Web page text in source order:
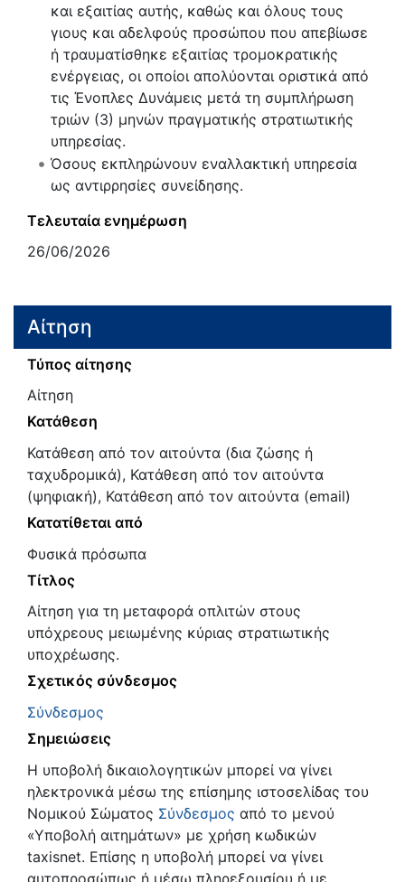
και εξαιτίας αυτής, καθώς και όλους τους
γιους και αδελφούς προσώπου που απεβίωσε
ή τραυματίσθηκε εξαιτίας τρομοκρατικής
ενέργειας, οι οποίοι απολύονται οριστικά από
τις Ένοπλες Δυνάμεις μετά τη συμπλήρωση
τριών (3) μηνών πραγματικής στρατιωτικής
υπηρεσίας.
Όσους εκπληρώνουν εναλλακτική υπηρεσία
ως αντιρρησίες συνείδησης.
Τελευταία ενημέρωση
26/06/2026
Αίτηση
Τύπος αίτησης
Αίτηση
Κατάθεση
Κατάθεση από τον αιτούντα (δια ζώσης ή
ταχυδρομικά), Κατάθεση από τον αιτούντα
(ψηφιακή), Κατάθεση από τον αιτούντα (email)
Κατατίθεται από
Φυσικά πρόσωπα
Τίτλος
Αίτηση για τη μεταφορά οπλιτών στους
υπόχρεους μειωμένης κύριας στρατιωτικής
υποχρέωσης.
Σχετικός σύνδεσμος
Σύνδεσμος
Σημειώσεις
Η υποβολή δικαιολογητικών μπορεί να γίνει
ηλεκτρονικά μέσω της επίσημης ιστοσελίδας του
Νομικού Σώματος Σύνδεσμος από το μενού
«Υποβολή αιτημάτων» με χρήση κωδικών
taxisnet. Επίσης η υποβολή μπορεί να γίνει
αυτοπροσώπως ή μέσω πληρεξουσίου ή με